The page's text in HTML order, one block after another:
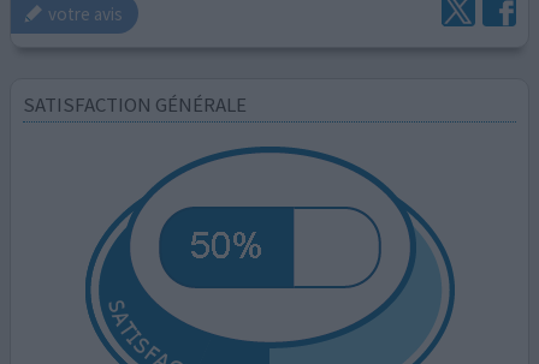
votre avis
SATISFACTION GÉNÉRALE